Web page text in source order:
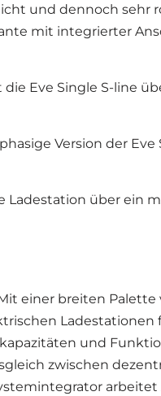
und dennoch sehr
mit integrierter
Eve Single S-line
Version der
über ein
einer breiten
und
zwischen